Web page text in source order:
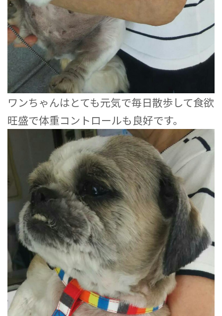
ワンちゃんはとても元気で毎日散歩して食欲
旺盛で体重コントロールも良好です。